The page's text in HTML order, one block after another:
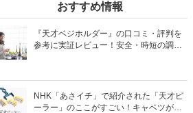
おすすめ情報
『天才ベジホルダー』の口コミ・評判を
参考に実証レビュー！安全・時短の調理
NHK「あさイチ」で紹介された「天才ピ
ーラー」のここがすごい！キャベツがほ